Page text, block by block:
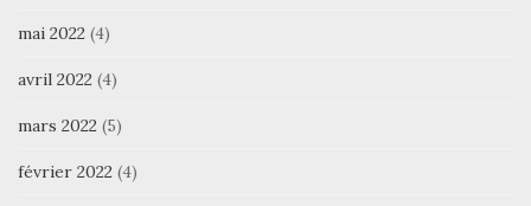
mai 2022 (4)
avril 2022 (4)
mars 2022 (5)
février 2022 (4)